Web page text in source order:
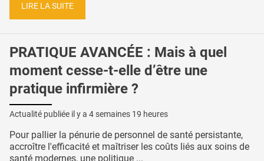
LIRE LA SUITE
PRATIQUE AVANCÉE : Mais à quel
moment cesse-t-elle d’être une
pratique infirmière ?
Actualité publiée il y a 4 semaines 19 heures
Pour pallier la pénurie de personnel de santé persistante,
accroître l'efficacité et maîtriser les coûts liés aux soins de
santé modernes, une politique ...